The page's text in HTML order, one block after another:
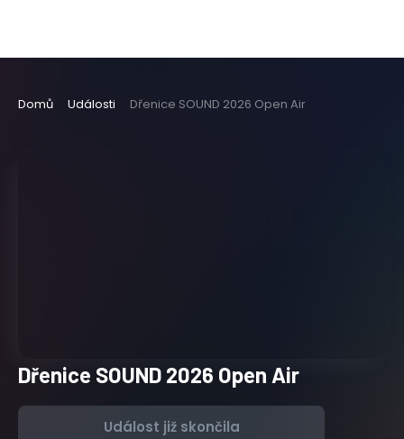
Domů Události Dřenice SOUND 2026 Open Air
Dřenice SOUND 2026 Open Air
Událost již skončila